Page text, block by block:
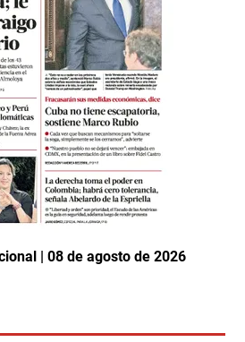
| 08 de agosto de 2026